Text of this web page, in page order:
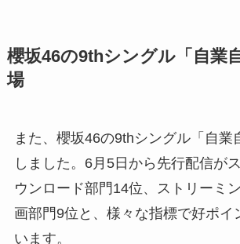
櫻坂46の9thシングル「自業
場
また、櫻坂46の9thシングル「自業
しました。6月5日から先行配信が
ウンロード部門14位、ストリーミ
画部門9位と、様々な指標で好ポイ
います。